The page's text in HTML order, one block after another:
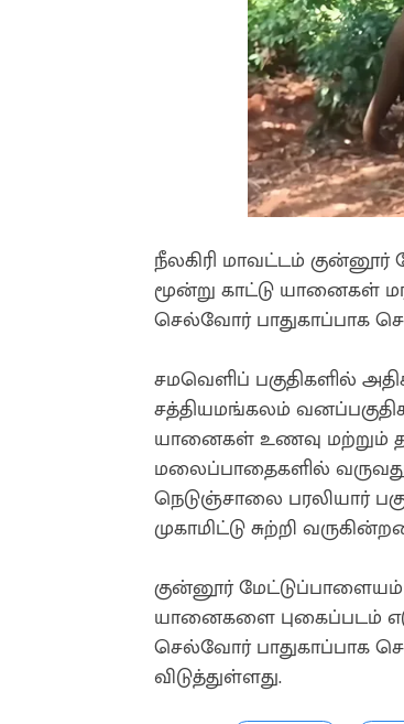
நீலகிரி மாவட்டம்
மூன்று காட்டு யானைகள்
செல்வோர் பாதுகாப்பாக
சமவெளிப் பகுதிகளில்
சத்தியமங்கலம்
யானைகள் உணவு மற்றும்
மலைப்பாதைகளில்
நெடுஞ்சாலை பரலியார்
முகாமிட்டு சுற்றி
குன்னூர்
யானைகளை புகைப்படம்
செல்வோர் பாதுகாப்பாக
விடுத்துள்ளது.